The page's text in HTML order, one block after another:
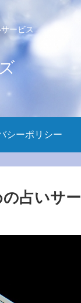
ービス
シーポリシー
占いサー